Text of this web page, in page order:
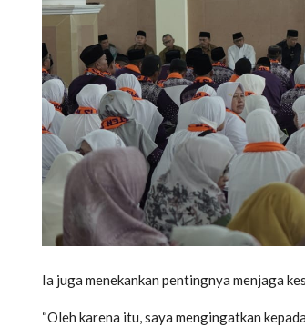
Ia juga menekankan pentingnya menjaga
“Oleh karena itu, saya mengingatkan